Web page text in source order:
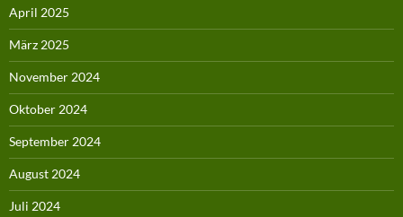
April 2025
März 2025
November 2024
Oktober 2024
September 2024
August 2024
Juli 2024